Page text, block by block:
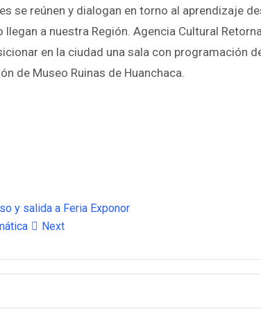
se reúnen y dialogan en torno al aprendizaje
a nuestra Región. Agencia Cultural
en la ciudad una sala con programación
de Museo Ruinas de Huanchaca.
y salida a Feria Exponor
Next